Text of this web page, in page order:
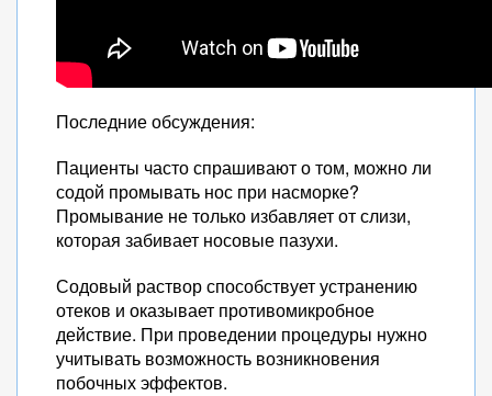
Последние обсуждения:
Пациенты часто спрашивают о том, можно ли
содой промывать нос при насморке?
Промывание не только избавляет от слизи,
которая забивает носовые пазухи.
Содовый раствор способствует устранению
отеков и оказывает противомикробное
действие. При проведении процедуры нужно
учитывать возможность возникновения
побочных эффектов.